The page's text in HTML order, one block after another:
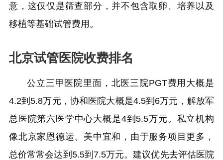
意，这仅仅是筛查部分，并不包含取卵、培养以及
移植等基础试管费用。
北京试管医院收费排名
公立三甲医院里面，北医三院PGT费用大概是
4.2到5.8万元，协和医院大概是4.5到6万元，解放军
总医院第六医学中心大概是4到5.5万元。私立机构
像北京家恩德运、美中宜和，由于服务项目更多，
总价常常会达到5.5到7.5万元。建议优先去评估医院